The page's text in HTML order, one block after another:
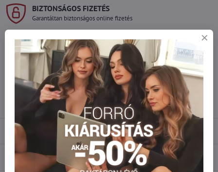
BIZTONSÁGOS FIZETÉS
Garantáltan biztonságos online fizetés
Szeretne több terméket rendelni mint
amennyi raktáron van?
Ne habozzon kapcsolatba lépni velünk, raktárra szállítjuk az árut!
info​@everlady​.eu
Leírás
Vélemények 0